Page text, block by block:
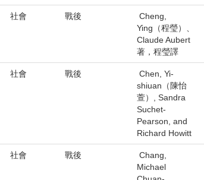
社會 戰後
Cheng,
Ying（程瑩）、
Claude Aubert
著，程瑩譯
社會 戰後
Chen, Yi-
shiuan（陳怡
萱）, Sandra
Suchet-
Pearson, and
Richard Howitt
社會 戰後
Chang,
Michael